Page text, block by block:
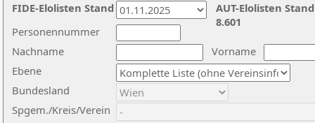
Nachname
Vorname
Ebene
Personennummer
Bundesland
Spgem./Kreis/Verein
AUT-Elolisten
8.601
FIDE-Elolisten Stand